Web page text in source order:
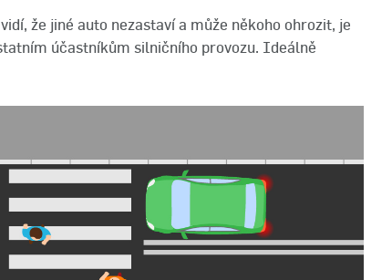
že jiné auto nezastaví a může někoho ohrozit, je
účastníkům silničního provozu. Ideálně